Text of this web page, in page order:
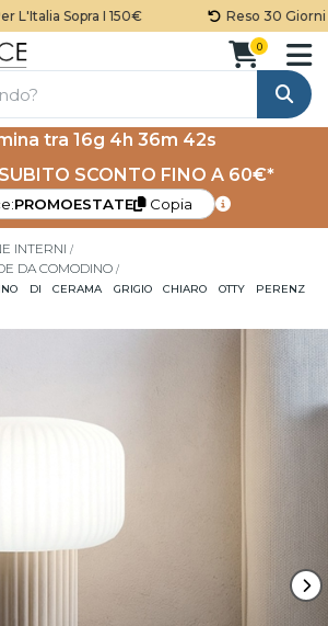
Sopra I 150€ Reso 30 Giorni
Cerca
0
tra 16g 4h 36m 42s
SCONTO FINO A 60€*
PROMOESTATE Copia
INTERNI
DA COMODINO
DI CERAMA GRIGIO CHIARO OTTY PERENZ